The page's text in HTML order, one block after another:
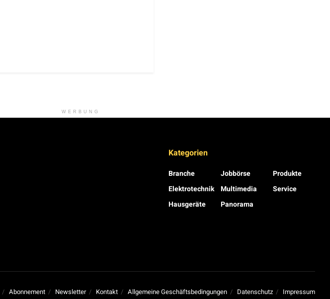
WERBUNG
Kategorien
Branche
Elektrotechnik
Hausgeräte
Jobbörse
Multimedia
Panorama
Produkte
Service
Abonnement Newsletter Kontakt Allgemeine Geschäftsbedingungen Datenschutz Impressum